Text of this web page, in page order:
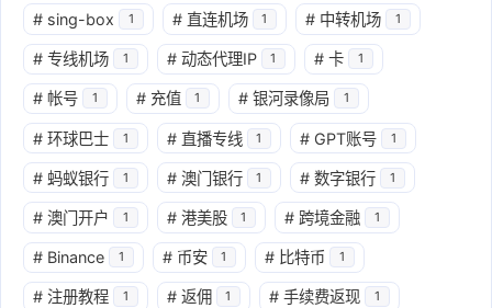
# sing-box 1 # 直连机场 1 # 中转机场 1
# 专线机场 1 # 动态代理IP 1 # 卡 1
# 帐号 1 # 充值 1 # 银河录像局 1
# 环球巴士 1 # 直播专线 1 # GPT账号 1
# 蚂蚁银行 1 # 澳门银行 1 # 数字银行 1
# 澳门开户 1 # 港美股 1 # 跨境金融 1
# Binance 1 # 币安 1 # 比特币 1
# 注册教程 1 # 返佣 1 # 手续费返现 1